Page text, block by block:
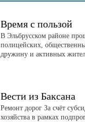
Время с пользой
В Эльбрусском районе
полицейских,
дружину и активных
Вести из Баксана
Ремонт дорог За счёт
хозяйства в рамках